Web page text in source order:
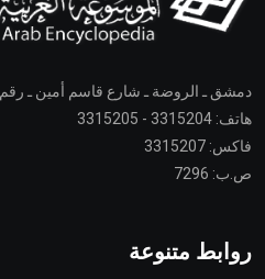
دمشق ـ الروضة ـ شارع قاسم أمين ـ رقم 39
هاتف: 3315204 - 3315205
فاكس: 3315207
ص.ب: 7296
روابط متنوعة